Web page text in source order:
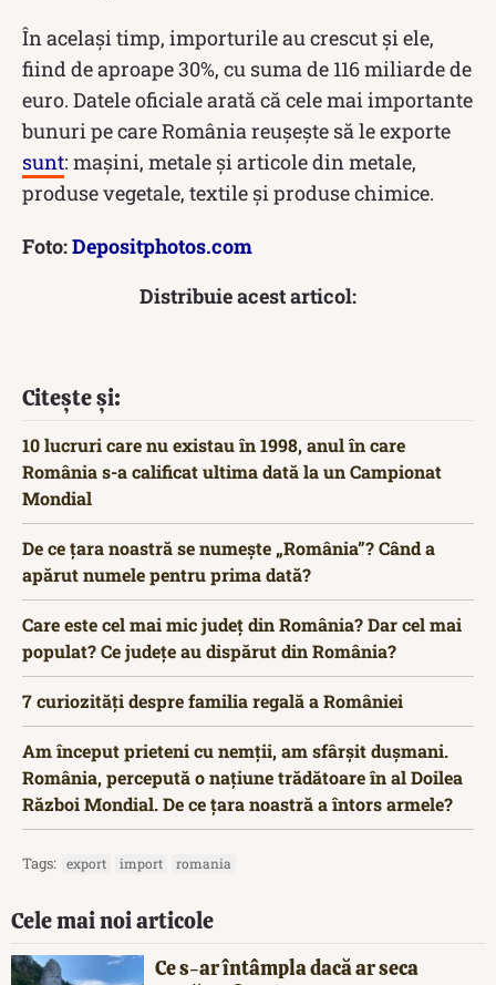
În același timp, importurile au crescut și ele,
fiind de aproape 30%, cu suma de 116 miliarde de
euro. Datele oficiale arată că cele mai importante
bunuri pe care România reușește să le exporte
sunt: mașini, metale și articole din metale,
produse vegetale, textile și produse chimice.
Foto:Depositphotos.com
Distribuie acest articol:
Citește și:
10 lucruri care nu existau în 1998, anul în care
România s-a calificat ultima dată la un Campionat
Mondial
De ce țara noastră se numește „România”? Când a
apărut numele pentru prima dată?
Care este cel mai mic județ din România? Dar cel mai
populat? Ce județe au dispărut din România?
7 curiozități despre familia regală a României
Am început prieteni cu nemții, am sfârșit dușmani.
România, percepută o națiune trădătoare în al Doilea
Război Mondial. De ce țara noastră a întors armele?
Tags: export import romania
Cele mai noi articole
Ce s-ar întâmpla dacă ar seca